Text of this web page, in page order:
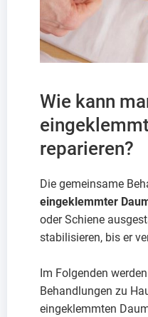
Wie kann
reparieren?
Die gemeinsame
eingeklemmter
oder Schiene
stabilisieren, bis er
Im Folgenden
Behandlungen zu
eingeklemmten